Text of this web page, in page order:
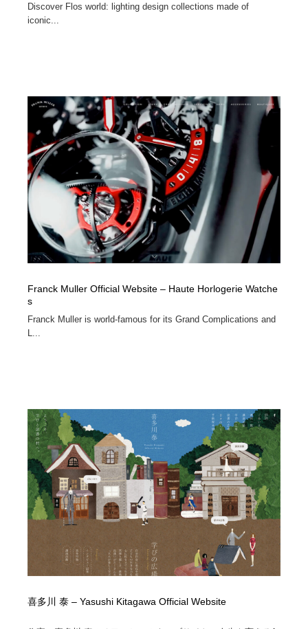
Discover Flos world: lighting design collections made of
iconic...
Franck Muller Official Website – Haute Horlogerie Watche
s
Franck Muller is world-famous for its Grand Complications and
喜多川 泰 – Yasushi Kitagawa Official Website